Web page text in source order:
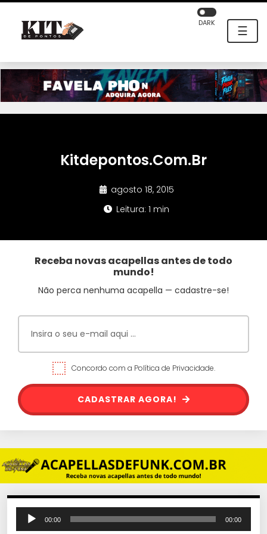
☰
DARK
Kitdepontos.Com.Br
agosto 18, 2015
Leitura: 1 min
Receba novas acapellas antes de todo
mundo!
Não perca nenhuma acapella — cadastre-se!
Concordo com a Política de Privacidade.
CADASTRAR AGORA!
00:00 00:00